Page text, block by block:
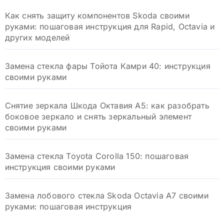
Как снять защиту компонентов Skoda своими
руками: пошаговая инструкция для Rapid, Octavia и
других моделей
Замена стекла фары Тойота Камри 40: инструкция
своими руками
Снятие зеркала Шкода Октавия А5: как разобрать
боковое зеркало и снять зеркальный элемент
своими руками
Замена стекла Toyota Corolla 150: пошаговая
инструкция своими руками
Замена лобового стекла Skoda Octavia A7 своими
руками: пошаговая инструкция